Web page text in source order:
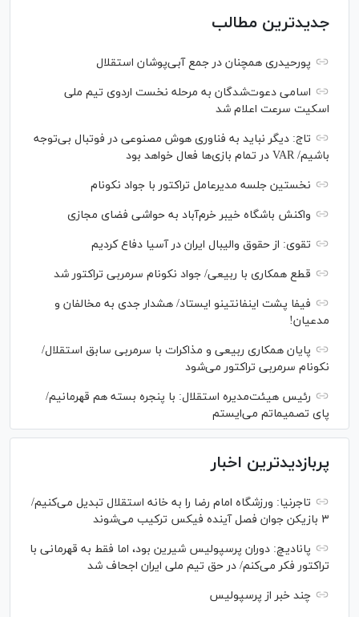
جدیدترین مطالب
پورحیدری همچنان در جمع آبی‌پوشان استقلال
اسامی دعوت‌شدگان به مرحله نخست اردوی تیم ملی
اسکیت سرعت اعلام شد
تاج: دیگر نباید به فناوری هوش مصنوعی در فوتبال بی‌توجه
باشیم/ VAR در تمام بازی‌ها فعال خواهد بود
نخستین جلسه مدیرعامل تراکتور با جواد نکونام
واکنش باشگاه خیبر خرم‌آباد به حواشی فضای مجازی
تقوی: از حقوق والیبال ایران در آسیا دفاع کردیم
قطع همکاری با ربیعی/ جواد نکونام سرمربی تراکتور شد
فیفا پشت اینفانتینو ایستاد/ هشدار جدی به مخالفان و
مدعیان!
پایان همکاری ربیعی و مذاکرات با سرمربی سابق استقلال/
نکونام سرمربی تراکتور می‌شود
رئیس هیئت‌مدیره استقلال: با پنجره بسته هم قهرمانیم/
پای تصمیماتم می‌ایستم
پربازدیدترین اخبار
تاجرنیا: ورزشگاه امام رضا را به خانه استقلال تبدیل می‌کنیم/
۳ بازیکن جوان فصل آینده فیکس ترکیب می‌شوند
پانادیچ: دوران پرسپولیس شیرین بود، اما فقط به قهرمانی با
تراکتور فکر می‌کنم/ در حق تیم ملی ایران اجحاف شد
چند خبر از پرسپولیس